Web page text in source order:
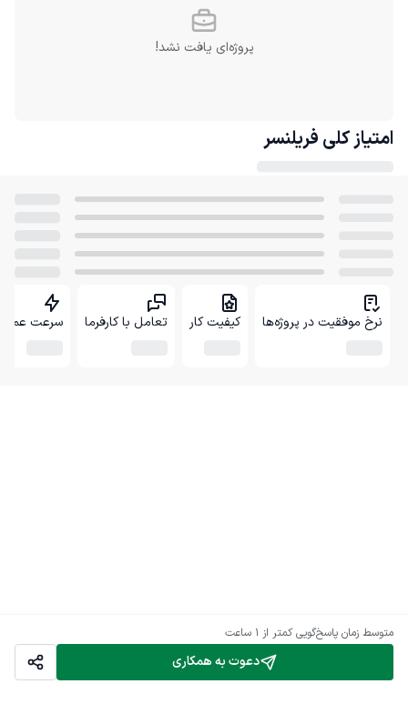
دعوت به همکاری
متوسط زمان پاسخ‌گویی کمتر از 1 ساعت
پروژه‌ای یافت نشد!
امتیاز کلی فریلنسر
نرخ موفقیت در پروژه‌ها کیفیت کار تعامل با کارفرما سرعت عمل